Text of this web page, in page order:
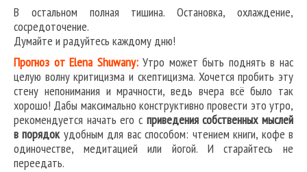
В остальном полная тишина. Остановка, охлаждение,
сосредоточение.
Думайте и радуйтесь каждому дню!
Прогноз от Elena Shuwany:Утро может быть поднять в нас
целую волну критицизма и скептицизма. Хочется пробить эту
стену непонимания и мрачности, ведь вчера всё было так
хорошо! Дабы максимально конструктивно провести это утро,
рекомендуется начать его с приведения собственных мыслей
в порядокудобным для вас способом: чтением книги, кофе в
одиночестве, медитацией или йогой. И старайтесь не
переедать.